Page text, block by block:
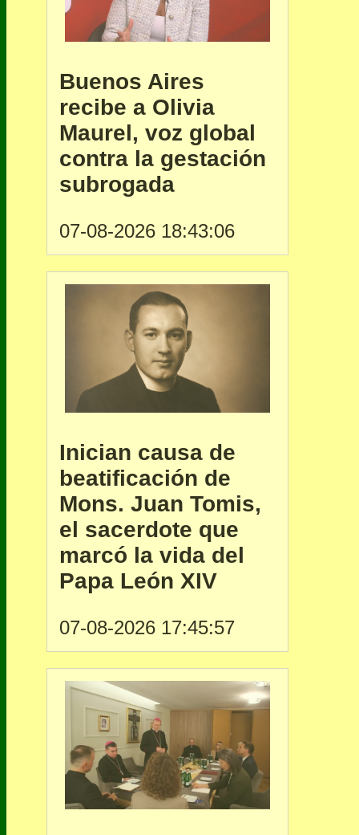
Buenos Aires
recibe a Olivia
Maurel, voz global
contra la gestación
subrogada
07-08-2026 18:43:06
Inician causa de
beatificación de
Mons. Juan Tomis,
el sacerdote que
marcó la vida del
Papa León XIV
07-08-2026 17:45:57